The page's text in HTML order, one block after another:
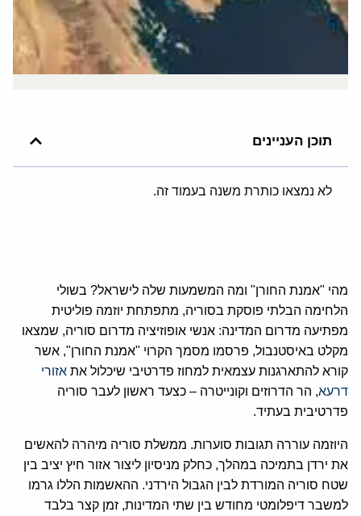
תוכן העניינים
לא נמצאו כותרת משנה בעמוד זה.
מהי "אמנת החורן" ומה המשמעות שלה לישראל? בשולי
הלחימה הבלתי פוסקת בסוריה, מתפתחת יוזמה פוליטית
מפתיעה מדרום המדינה: אנשי אופוזיציה מדרום סוריה, שמצאו
מקלט באיסטנבול, פרסמו מסמך הקרוי "אמנת החורן", אשר
קורא להתארגנות עצמאית למחוז פדרטיבי שיכלול את אזורי
דרעא, הר הדרוזים וקונייטרה – כצעד ראשון לעבר סוריה
פדרטיבית בעתיד.
היוזמה עוררה תגובות סוערות. ממשלת סוריה מיהרה להאשים
את ירדן בתמיכה במהלך, כחלק מניסיון ליצור אזור חיץ יציב בין
שטח סוריה המורדת לבין הגבול הירדני. ההאשמות הללו גרמו
למשבר דיפלומטי מחודש בין שתי המדינות, זמן קצר בלבד